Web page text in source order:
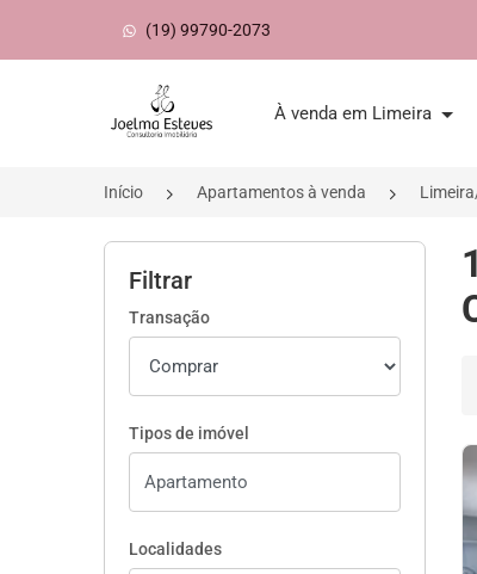
(19) 99790-2073
Página inicial
À venda em Limeira
Início Apartamentos à venda
Filtrar
Transação
Tipos de imóvel
Localidades